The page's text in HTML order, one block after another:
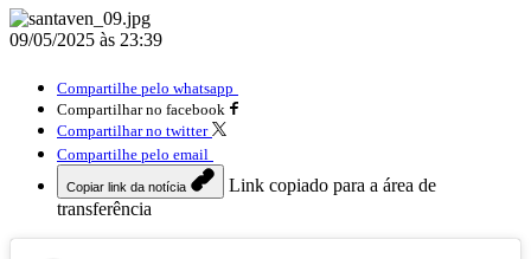
09/05/2025 às 23:39
Compartilhe pelo whatsapp
Compartilhar no facebook
Compartilhar no twitter
Compartilhe pelo email
Copiar link da notícia
Link copiado para a área de
transferência